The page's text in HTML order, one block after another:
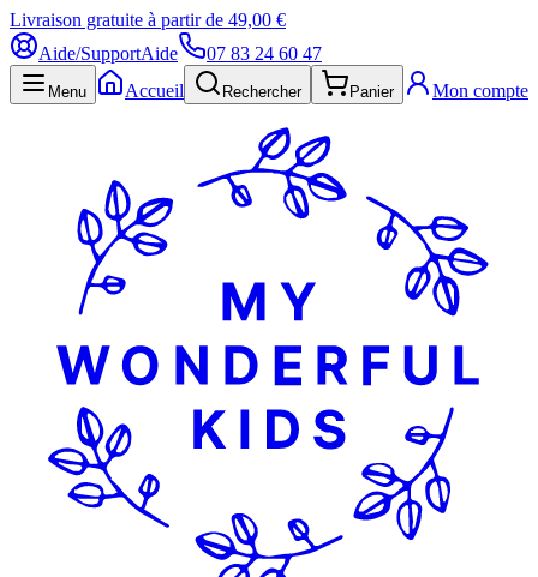
Livraison gratuite à partir de 49,00 €
Aide/SupportAide 07 83 24 60 47
Menu Accueil Rechercher Panier Mon compte